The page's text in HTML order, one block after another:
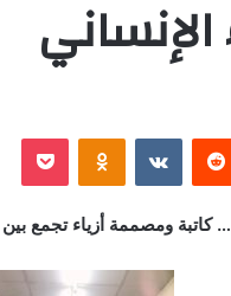
الإنساني
‏Reddit
‏VKontakte
Odnoklassniki بوكيت
ومصممة أزياء تجمع بين